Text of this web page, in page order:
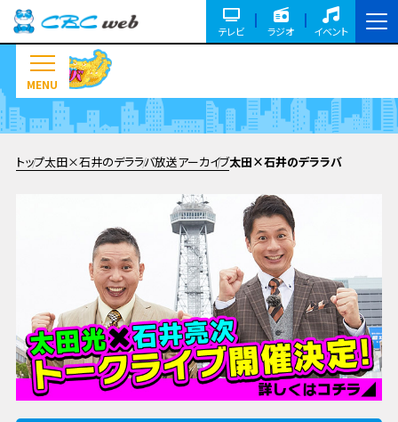
テレビ ラジオ イベント
MENU
トップ太田×石井のデララバ放送アーカイブ太田×石井のデララバ